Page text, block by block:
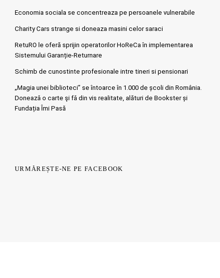
Economia sociala se concentreaza pe persoanele vulnerabile
Charity Cars strange si doneaza masini celor saraci
RetuRO le oferă sprijin operatorilor HoReCa în implementarea
Sistemului Garanție-Returnare
Schimb de cunostinte profesionale intre tineri si pensionari
„Magia unei biblioteci” se întoarce în 1.000 de școli din România.
Doneazǎ o carte şi fǎ din vis realitate, alături de Bookster și
Fundația Îmi Pasă
URMĂREȘTE-NE PE FACEBOOK